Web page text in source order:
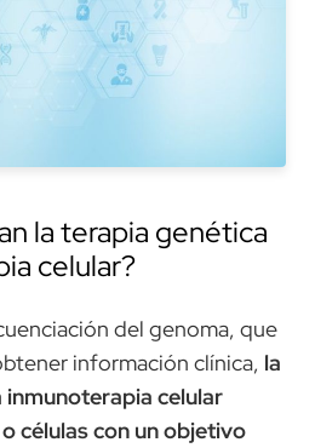
la terapia genética
celular?
del genoma, que
información clínica, la
celular
células con un objetivo